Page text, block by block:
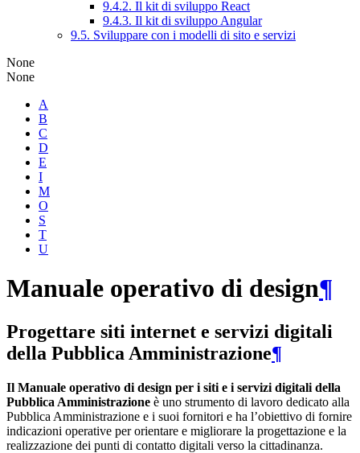
9.4.2. Il kit di sviluppo React
9.4.3. Il kit di sviluppo Angular
9.5. Sviluppare con i modelli di sito e servizi
None
None
A
B
C
D
E
I
M
O
S
T
U
Manuale operativo di design¶
Progettare siti internet e servizi digitali
della Pubblica Amministrazione¶
Il Manuale operativo di design per i siti e i servizi digitali della
Pubblica Amministrazione è uno strumento di lavoro dedicato alla
Pubblica Amministrazione e i suoi fornitori e ha l’obiettivo di fornire
indicazioni operative per orientare e migliorare la progettazione e la
realizzazione dei punti di contatto digitali verso la cittadinanza.